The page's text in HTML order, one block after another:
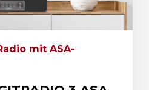
mit ASA-